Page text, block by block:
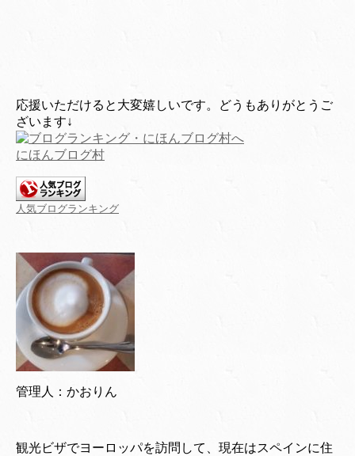
応援いただけると大変嬉しいです。どうもありがとうご
ざいます↓
にほんブログ村
人気ブログランキング
管理人：かおりん
観光ビザでヨーロッパを訪問して、現在はスペインに住